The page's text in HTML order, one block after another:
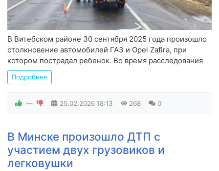
В Витебском районе 30 сентября 2025 года произошло
столкновение автомобилей ГАЗ и Opel Zafira, при
котором пострадал ребенок. Во время расследования
Подробнее
— 25.02.2026 18:13 268 0
В Минске произошло ДТП с
участием двух грузовиков и
легковушки